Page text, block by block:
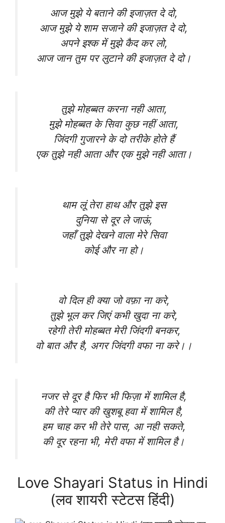
आज मुझे ये बताने की इजाज़त दे दो,
आज मुझे ये शाम सजाने की इजाज़त दे दो,
अपने इश्क में मुझे कैद कर लो,
आज जान तुम पर लुटाने की इजाज़त दे दो।
तुझे मोहब्बत करना नही आता,
मुझे मोहब्बत के सिवा कुछ नहीं आता,
जिंदगी गुजारने के दो तरीके होते हैं
एक तुझे नही आता और एक मुझे नही आता।
थाम लूं तेरा हाथ और तुझे इस
दुनिया से दूर ले जाऊं,
जहाँ तुझे देखने वाला मेरे सिवा
कोई और ना हो।
वो दिल ही क्या जो वफ़ा ना करे,
तुझे भूल कर जिएं कभी खुदा ना करे,
रहेगी तेरी मोहब्बत मेरी जिंदगी बनकर,
वो बात और है, अगर जिंदगी वफा ना करे।।
नजर से दूर है फिर भी फिज़ा में शामिल है,
की तेरे प्यार की खुशबू हवा में शामिल है,
हम चाह कर भी तेरे पास, आ नही सकते,
की दूर रहना भी, मेरी वफा में शामिल है।
Love Shayari Status in Hindi
(लव शायरी स्टेटस हिंदी)